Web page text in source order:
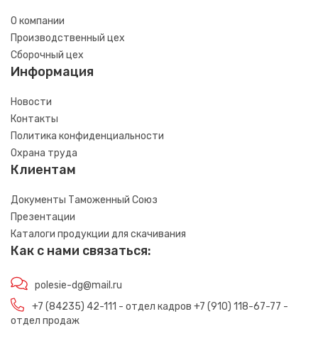
О компании
Производственный цех
Сборочный цех
Информация
Новости
Контакты
Политика конфиденциальности
Охрана труда
Клиентам
Документы Таможенный Союз
Презентации
Каталоги продукции для скачивания
Как с нами связаться:
polesie-dg@mail.ru
+7 (84235) 42-111 - отдел кадров +7 (910) 118-67-77 -
отдел продаж